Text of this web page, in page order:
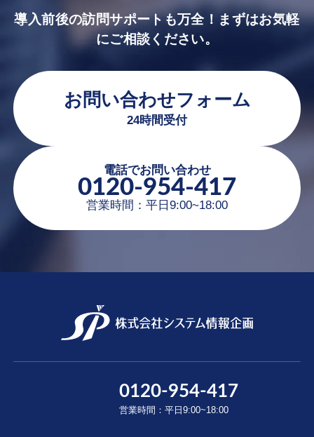
導入前後の訪問サポートも万全！まずはお気軽
にご相談ください。
お問い合わせフォーム
24時間受付
電話でお問い合わせ
0120-954-417
営業時間：平日9:00~18:00
0120-954-417
営業時間：平日9:00~18:00